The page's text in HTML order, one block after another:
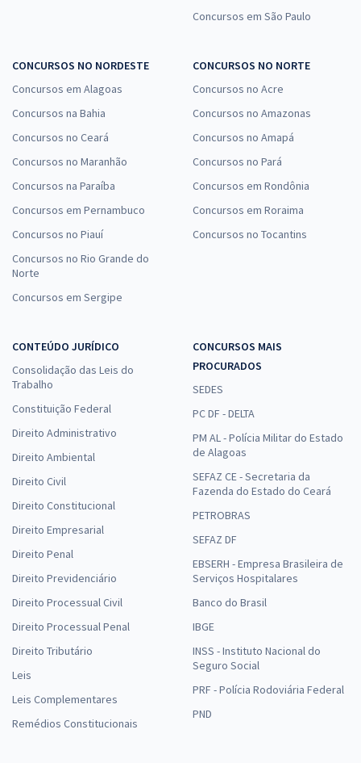
Concursos em São Paulo
CONCURSOS NO NORDESTE
Concursos em Alagoas
Concursos na Bahia
Concursos no Ceará
Concursos no Maranhão
Concursos na Paraíba
Concursos em Pernambuco
Concursos no Piauí
Concursos no Rio Grande do
Norte
Concursos em Sergipe
CONCURSOS NO NORTE
Concursos no Acre
Concursos no Amazonas
Concursos no Amapá
Concursos no Pará
Concursos em Rondônia
Concursos em Roraima
Concursos no Tocantins
CONTEÚDO JURÍDICO
Consolidação das Leis do
Trabalho
Constituição Federal
Direito Administrativo
Direito Ambiental
Direito Civil
Direito Constitucional
Direito Empresarial
Direito Penal
Direito Previdenciário
Direito Processual Civil
Direito Processual Penal
Direito Tributário
Leis
Leis Complementares
Remédios Constitucionais
CONCURSOS MAIS
PROCURADOS
SEDES
PC DF - DELTA
PM AL - Polícia Militar do Estado
de Alagoas
SEFAZ CE - Secretaria da
Fazenda do Estado do Ceará
PETROBRAS
SEFAZ DF
EBSERH - Empresa Brasileira de
Serviços Hospitalares
Banco do Brasil
IBGE
INSS - Instituto Nacional do
Seguro Social
PRF - Polícia Rodoviária Federal
PND